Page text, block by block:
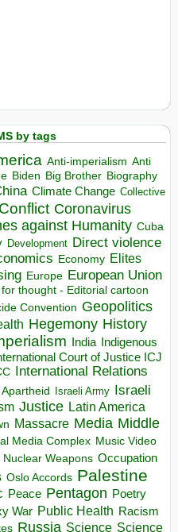
by tags
Anti-imperialism Anti
Biden Big Brother Biography
Climate Change Collective
Conflict Coronavirus
against Humanity Cuba
Development Direct violence
Economy Elites
Europe European Union
thought - Editorial cartoon
Convention Geopolitics
Hegemony History
India Indigenous
Court of Justice ICJ
International Relations
Israeli Army Israeli
Justice Latin America
Massacre Media Middle
Media Complex Music Video
Nuclear Weapons Occupation
Oslo Accords Palestine
Peace Pentagon Poetry
War Public Health Racism
Russia Science Science